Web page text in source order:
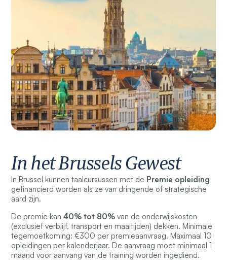
In het Brussels Gewest
In Brussel kunnen taalcursussen met de Premie opleiding
gefinancierd worden als ze van dringende of strategische
aard zijn.
De premie kan40% tot 80%van de onderwijskosten
(exclusief verblijf, transport en maaltijden) dekken. Minimale
tegemoetkoming: €300 per premieaanvraag. Maximaal 10
opleidingen per kalenderjaar. De aanvraag moet minimaal 1
maand voor aanvang van de training worden ingediend.